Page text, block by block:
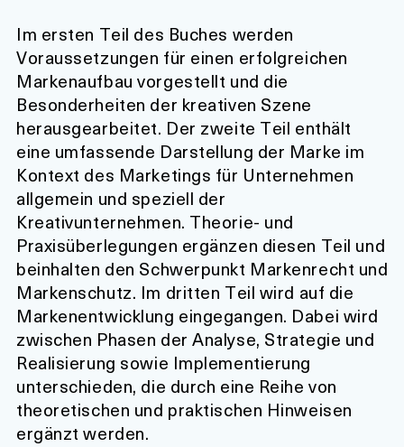
Im ersten Teil des Buches werden
Voraussetzungen für einen erfolgreichen
Markenaufbau vorgestellt und die
Besonderheiten der kreativen Szene
herausgearbeitet. Der zweite Teil enthält
eine umfassende Darstellung der Marke im
Kontext des Marketings für Unternehmen
allgemein und speziell der
Kreativunternehmen. Theorie- und
Praxisüberlegungen ergänzen diesen Teil und
beinhalten den Schwerpunkt Markenrecht und
Markenschutz. Im dritten Teil wird auf die
Markenentwicklung eingegangen. Dabei wird
zwischen Phasen der Analyse, Strategie und
Realisierung sowie Implementierung
unterschieden, die durch eine Reihe von
theoretischen und praktischen Hinweisen
ergänzt werden.